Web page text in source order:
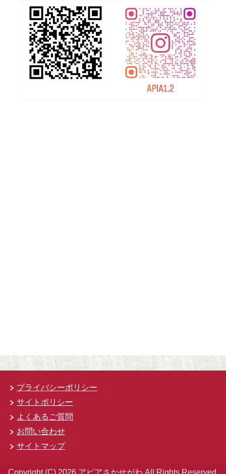
プライバシーポリシー
サイトポリシー
よくあるご質問
お問い合わせ
サイトマップ